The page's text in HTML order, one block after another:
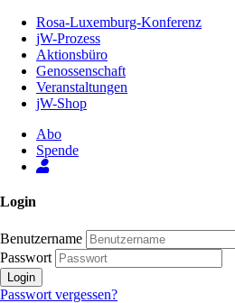
Inhalt
Seite
Rosa-Luxemburg-Konferenz
jW-Prozess
Aktionsbüro
Genossenschaft
Veranstaltungen
jW-Shop
Abo
Spende
Login
Benutzername
Passwort
Login
Passwort vergessen?